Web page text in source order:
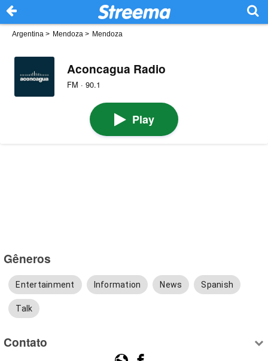
Argentina > Mendoza > Mendoza
Aconcagua Radio
FM · 90.1
Play
Gêneros
Entertainment Information News Spanish
Talk
Contato